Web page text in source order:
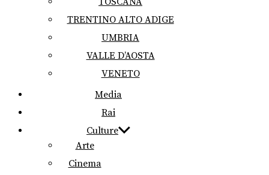
TRENTINO ALTO ADIGE
UMBRIA
VALLE D’AOSTA
VENETO
Media
Rai
Culture
Arte
Cinema